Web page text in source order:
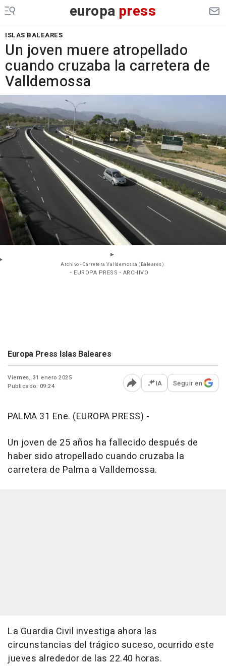
europa press
ISLAS BALEARES
Un joven muere atropellado
cuando cruzaba la carretera de
Valldemossa
Archivo - Carretera Valldemossa (Baleares).
- EUROPA PRESS - ARCHIVO
Europa Press Islas Baleares
Viernes, 31 enero 2025
Publicado: 09:24
Abrir opciones para
IA Seguir en
PALMA 31 Ene. (EUROPA PRESS) -
Un joven de 25 años ha fallecido después de
haber sido atropellado cuando cruzaba la
carretera de Palma a Valldemossa.
La Guardia Civil investiga ahora las
circunstancias del trágico suceso, ocurrido este
jueves alrededor de las 22.40 horas.